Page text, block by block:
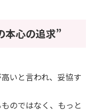
本心の追求”
いと言われ、妥協す
のではなく、もっと